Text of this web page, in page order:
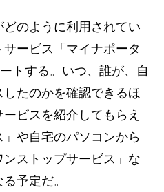
のように利用されてい
ービス「マイナポータ
トする。いつ、誰が、自
たのかを確認できるほ
ビスを紹介してもらえ
や自宅のパソコンから
ストップサービス」な
予定だ。